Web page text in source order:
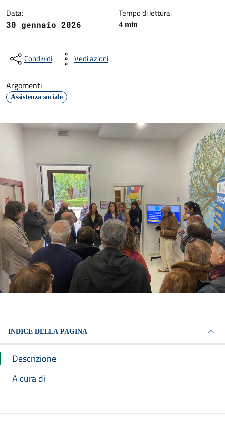
Data:
30 gennaio 2026
Tempo di lettura:
4 min
Condividi Vedi azioni
Argomenti
Assistenza sociale
INDICE DELLA PAGINA
Descrizione
A cura di